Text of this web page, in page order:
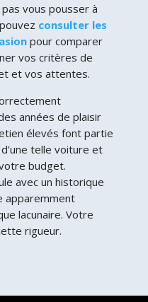
vous pousser à
consulter les
pour comparer
vos critères de
et vos attentes.
années de plaisir
élevés font partie
telle voiture et
budget.
avec un historique
apparemment
lacunaire. Votre
rigueur.